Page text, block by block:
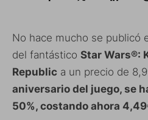
No hace mucho se publicó
del fantástico Star Wars®:
Republic a un precio de
aniversario del juego, se
50%, costando ahora